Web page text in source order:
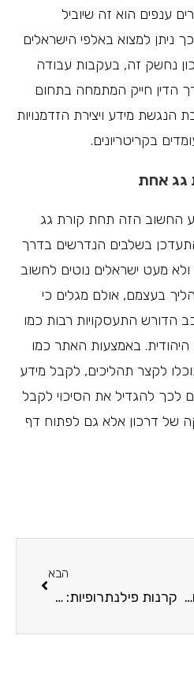
ענפים הוא זה שיוביל
ניתן למצוא באלפי הישראלים
נחשק זה, בעקבות עבודה
הדין חייק המתמחה בתחום
מידע ויצירת הזדמנויות
בקריטריונים.
גג אחת
החשוב הזה תחת קורת גג
בשלבים הנדרשים בדרך
מעט ישראלים נוטים לחשוב
בעצמם, אולם מגלים כי
הדורש התעסקויות רבות כמו
באמצעות האתר כמו
לקצר תהליכים, לקבל מידע
להגדיל את הסיכוי לקבל
של דרכון אלא גם לפתוח דף
נוטריון אונליין: השירות האינטרנטי שיחסוך לכם זמן
הבא
קרנות פילנתרופיות: אתר אטלס מביא לכן אותן – אונליין